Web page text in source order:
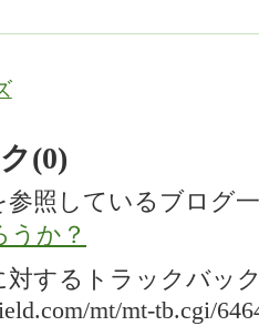
(0)
参照しているブログ
か？
対するトラックバッ
mt/mt-tb.cgi/